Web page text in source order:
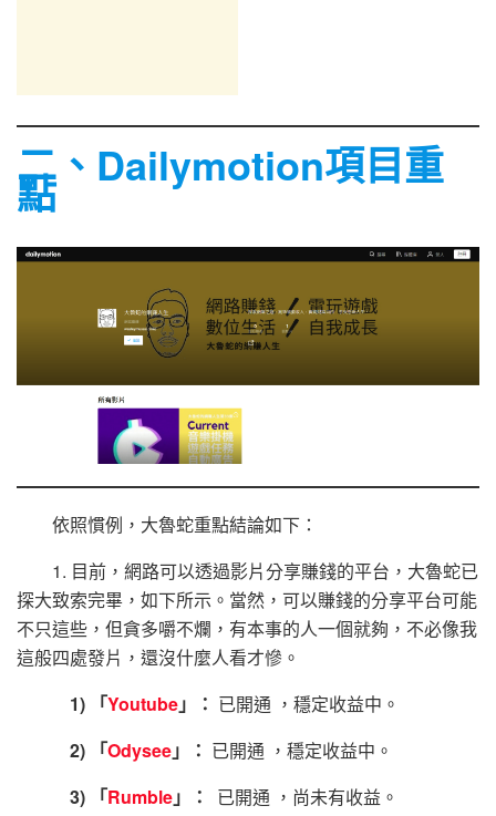
二、Dailymotion項目重
點
依照慣例，大魯蛇重點結論如下：
1. 目前，網路可以透過影片分享賺錢的平台，大魯蛇已
探大致索完畢，如下所示。當然，可以賺錢的分享平台可能
不只這些，但貪多嚼不爛，有本事的人一個就夠，不必像我
這般四處發片，還沒什麼人看才慘。
1) 「Youtube」： 已開通 ，穩定收益中。
2) 「Odysee」： 已開通 ，穩定收益中。
3) 「Rumble」：
已開通 ，尚未有收益。